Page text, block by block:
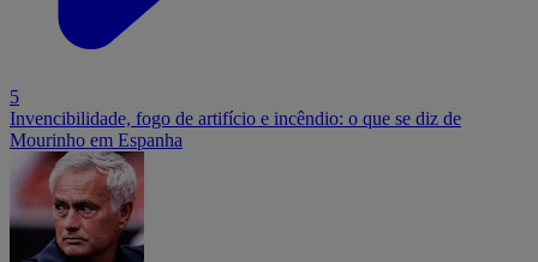
5
Invencibilidade, fogo de artifício e incêndio: o que se diz de
Mourinho em Espanha